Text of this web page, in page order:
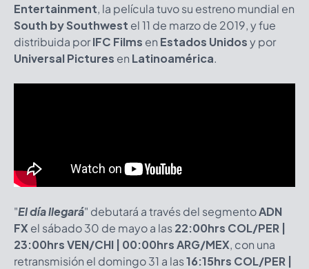
Entertainment, la película tuvo su estreno mundial en
South by Southwest el 11 de marzo de 2019, y fue
distribuida porIFC Films en Estados Unidosy por
Universal Pictures en Latinoamérica.
"El día llegará" debutará a través del segmentoADN
FX el sábado 30 de mayo a las22:00hrs COL/PER |
23:00hrs VEN/CHI | 00:00hrs ARG/MEX, con una
retransmisión el domingo 31 a las16:15hrs COL/PER |